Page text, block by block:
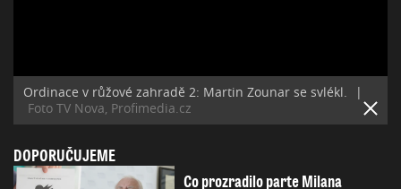
Ordinace v růžové zahradě 2: Martin Zounar se svlékl.
|
Foto TV Nova, Profimedia.cz
DOPORUČUJEME
Co prozradilo parte Milana